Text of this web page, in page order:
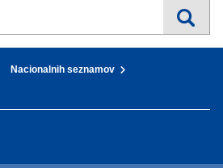
Nacionalnih seznamov